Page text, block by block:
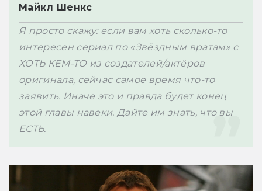
Майкл Шенкс
Я просто скажу: если вам хоть сколько-то
интересен сериал по «Звёздным вратам» с
ХОТЬ КЕМ-ТО из создателей/актёров
оригинала, сейчас самое время что-то
заявить. Иначе это и правда будет конец
этой главы навеки. Дайте им знать, что вы